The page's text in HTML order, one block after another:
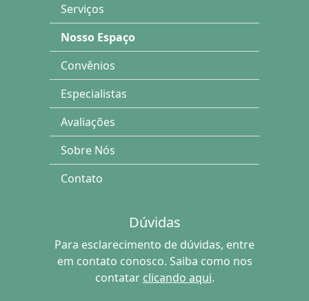
Serviços
Nosso Espaço
Convênios
Especialistas
Avaliações
Sobre Nós
Contato
Dúvidas
Para esclarecimento de dúvidas, entre
em contato conosco. Saiba como nos
contatar clicando aqui.